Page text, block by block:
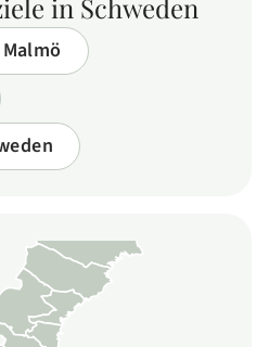
in Schweden
Malmö